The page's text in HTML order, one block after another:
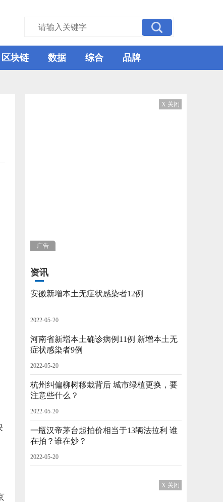
区块链 数据 综合 品牌
广告
X 关闭
资讯
安徽新增本土无症状感染者12例
2022-05-20
河南省新增本土确诊病例11例 新增本土无
症状感染者9例
2022-05-20
杭州纠偏柳树移栽背后 城市绿植更换，要
注意些什么？
2022-05-20
一瓶汉帝茅台起拍价相当于13辆法拉利 谁
在拍？谁在炒？
2022-05-20
X 关闭